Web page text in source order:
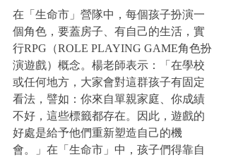
在「生命市」營隊中，每個孩子扮演一
個角色，要蓋房子、有自己的生活，實
行RPG（ROLE PLAYING GAME角色扮
演遊戲）概念。楊老師表示：「在學校
或任何地方，大家會對這群孩子有固定
看法，譬如：你來自單親家庭、你成績
不好，這些標籤都存在。因此，遊戲的
好處是給予他們重新塑造自己的機
會。」在「生命市」中，孩子們得靠自